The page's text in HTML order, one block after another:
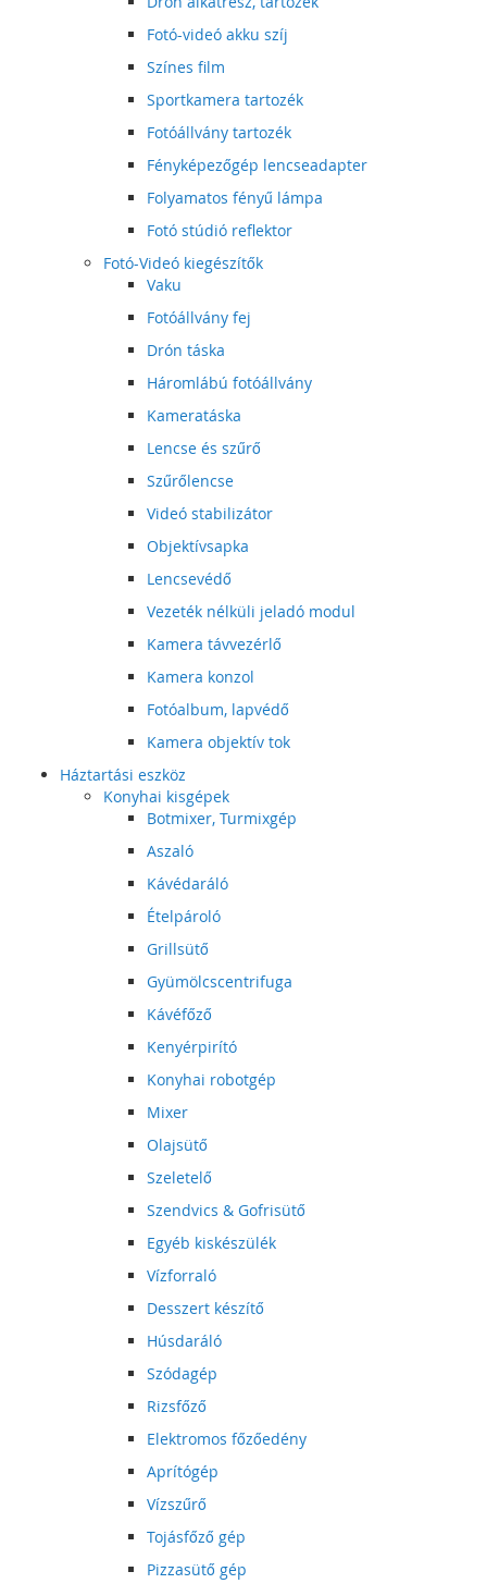
Fotó-videó akku szíj
Színes film
Sportkamera tartozék
Fotóállvány tartozék
Fényképezőgép lencseadapter
Folyamatos fényű lámpa
Fotó stúdió reflektor
Fotó-Videó kiegészítők
Vaku
Fotóállvány fej
Drón táska
Háromlábú fotóállvány
Kameratáska
Lencse és szűrő
Szűrőlencse
Videó stabilizátor
Objektívsapka
Lencsevédő
Vezeték nélküli jeladó modul
Kamera távvezérlő
Kamera konzol
Fotóalbum, lapvédő
Kamera objektív tok
Háztartási eszköz
Konyhai kisgépek
Botmixer, Turmixgép
Aszaló
Kávédaráló
Ételpároló
Grillsütő
Gyümölcscentrifuga
Kávéfőző
Kenyérpirító
Konyhai robotgép
Mixer
Olajsütő
Szeletelő
Szendvics & Gofrisütő
Egyéb kiskészülék
Vízforraló
Desszert készítő
Húsdaráló
Szódagép
Rizsfőző
Elektromos főzőedény
Aprítógép
Vízszűrő
Tojásfőző gép
Pizzasütő gép